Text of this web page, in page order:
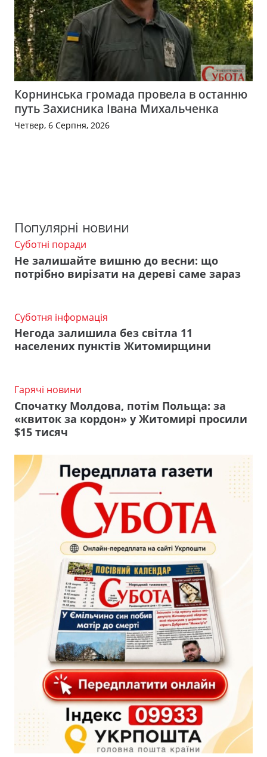
Корнинська громада провела в останню
путь Захисника Івана Михальченка
Четвер, 6 Серпня, 2026
Популярні новини
Суботні поради
Не залишайте вишню до весни: що
потрібно вирізати на дереві саме зараз
Суботня інформація
Негода залишила без світла 11
населених пунктів Житомирщини
Гарячі новини
Спочатку Молдова, потім Польща: за
«квиток за кордон» у Житомирі просили
$15 тисяч